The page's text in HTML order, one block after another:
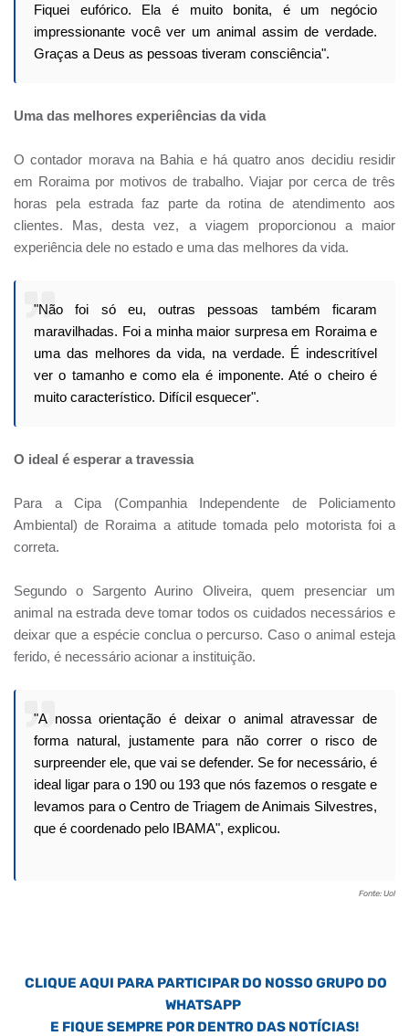
Fiquei eufórico. Ela é muito bonita, é um negócio
impressionante você ver um animal assim de verdade.
Graças a Deus as pessoas tiveram consciência".
Uma das melhores experiências da vida
O contador morava na Bahia e há quatro anos decidiu residir
em Roraima por motivos de trabalho. Viajar por cerca de três
horas pela estrada faz parte da rotina de atendimento aos
clientes. Mas, desta vez, a viagem proporcionou a maior
experiência dele no estado e uma das melhores da vida.
"Não foi só eu, outras pessoas também ficaram
maravilhadas. Foi a minha maior surpresa em Roraima e
uma das melhores da vida, na verdade. É indescritível
ver o tamanho e como ela é imponente. Até o cheiro é
muito característico. Difícil esquecer".
O ideal é esperar a travessia
Para a Cipa (Companhia Independente de Policiamento
Ambiental) de Roraima a atitude tomada pelo motorista foi a
correta.
Segundo o Sargento Aurino Oliveira, quem presenciar um
animal na estrada deve tomar todos os cuidados necessários e
deixar que a espécie conclua o percurso. Caso o animal esteja
ferido, é necessário acionar a instituição.
"A nossa orientação é deixar o animal atravessar de
forma natural, justamente para não correr o risco de
surpreender ele, que vai se defender. Se for necessário, é
ideal ligar para o 190 ou 193 que nós fazemos o resgate e
levamos para o Centro de Triagem de Animais Silvestres,
que é coordenado pelo IBAMA", explicou.
Fonte: Uol
CLIQUE AQUI PARA PARTICIPAR DO NOSSO GRUPO DO
WHATSAPP
E FIQUE SEMPRE POR DENTRO DAS NOTÍCIAS!